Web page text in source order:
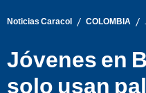
Noticias Caracol / COLOMBIA /
Jóvenes en
solo usan